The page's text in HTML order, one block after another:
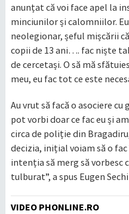
anunțat că voi face apel la
minciunilor și calomniilor.
neolegionar, șeful mișcării
copii de 13 ani…. fac niște
de cercetași. O să mă
meu, eu fac tot ce este
Au vrut să facă o asociere
pot vorbi doar ce fac eu și
circa de poliție din
decizia, inițial voiam să o
intenția să merg să vorbesc
tulburat”, a spus Eugen
VIDEO PHONLINE.RO